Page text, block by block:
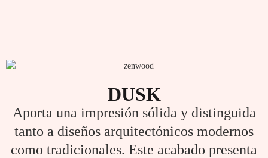
DUSK
Aporta una impresión sólida y distinguida
tanto a diseños arquitectónicos modernos
como tradicionales. Este acabado presenta